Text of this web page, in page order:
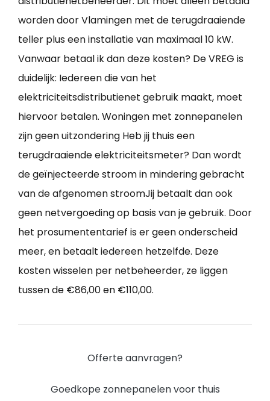
worden door Vlamingen met de terugdraaiende
teller plus een installatie van maximaal 10 kW.
Vanwaar betaal ik dan deze kosten? De VREG is
duidelijk: Iedereen die van het
elektriciteitsdistributienet gebruik maakt, moet
hiervoor betalen. Woningen met zonnepanelen
zijn geen uitzondering Heb jij thuis een
terugdraaiende elektriciteitsmeter? Dan wordt
de geïnjecteerde stroom in mindering gebracht
van de afgenomen stroomJij betaalt dan ook
geen netvergoeding op basis van je gebruik. Door
het prosumententarief is er geen onderscheid
meer, en betaalt iedereen hetzelfde. Deze
kosten wisselen per netbeheerder, ze liggen
tussen de €86,00 en €110,00.
Offerte aanvragen?
Goedkope zonnepanelen voor thuis